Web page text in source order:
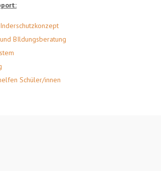
BIldungsberatung
Schüler/innen